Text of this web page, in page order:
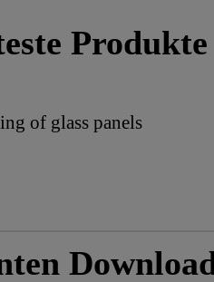
Produkte
of glass panels